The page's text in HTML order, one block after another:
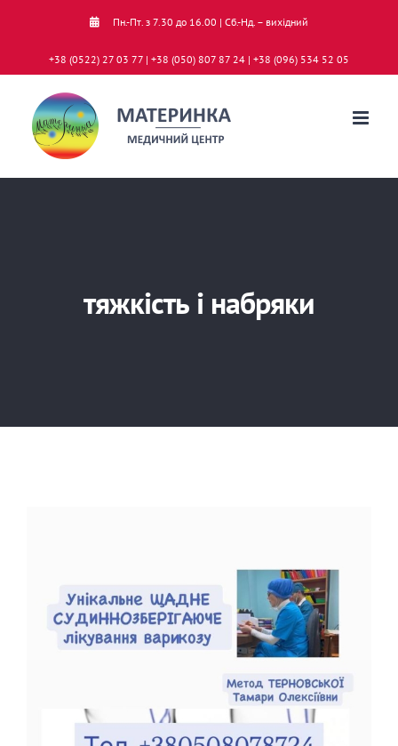
Пн.-Пт. з 7.30 до 16.00 | Сб.-Нд. – вихідний
+38 (0522) 27 03 77 | +38 (050) 807 87 24 | +38 (096) 534 52 05
тяжкість і набряки